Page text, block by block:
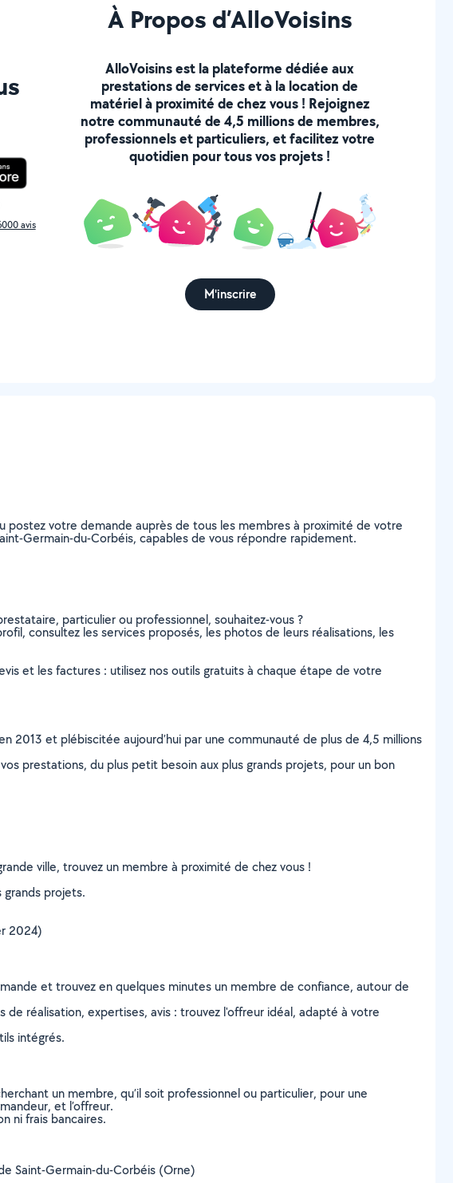
avis
À Propos d’AlloVoisins
AlloVoisins est la plateforme dédiée aux
prestations de services et à la location de
matériel à proximité de chez vous ! Rejoignez
notre communauté de 4,5 millions de membres,
professionnels et particuliers, et facilitez votre
quotidien pour tous vos projets !
M'inscrire
postez votre demande auprès de tous les membres à proximité de votre
Germain-du-Corbéis, capables de vous répondre rapidement.
particulier ou professionnel, souhaitez-vous ?
consultez les services proposés, les photos de leurs réalisations, les
et les factures : utilisez nos outils gratuits à chaque étape de votre
2013 et plébiscitée aujourd’hui par une communauté de plus de 4,5 millions
prestations, du plus petit besoin aux plus grands projets, pour un bon
ville, trouvez un membre à proximité de chez vous !
projets.
2024)
et trouvez en quelques minutes un membre de confiance, autour de
réalisation, expertises, avis : trouvez l'offreur idéal, adapté à votre
intégrés.
un membre, qu’il soit professionnel ou particulier, pour une
et l’offreur.
ni frais bancaires.
Saint-Germain-du-Corbéis (Orne)